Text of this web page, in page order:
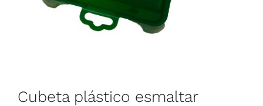
Cubeta plástico esmaltar